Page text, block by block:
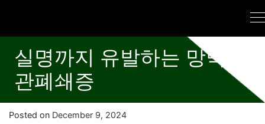
실명까지 유발하는 망막혈
관폐쇄증
Posted on December 9, 2024